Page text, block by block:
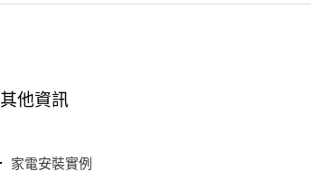
其他資訊
家電安裝實例